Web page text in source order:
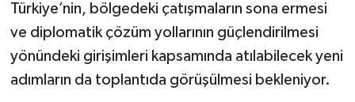
Türkiye’nin, bölgedeki çatışmaların sona ermesi
ve diplomatik çözüm yollarının güçlendirilmesi
yönündeki girişimleri kapsamında atılabilecek yeni
adımların da toplantıda görüşülmesi bekleniyor.